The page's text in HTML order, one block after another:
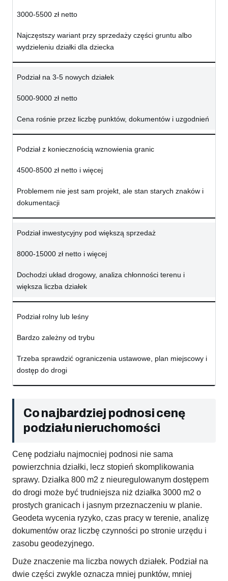
3000-5500 zł netto
Najczęstszy wariant przy sprzedaży części gruntu albo
wydzieleniu działki dla dziecka
Podział na 3-5 nowych działek
5000-9000 zł netto
Cena rośnie przez liczbę punktów, dokumentów i uzgodnień
Podział z koniecznością wznowienia granic
4500-8500 zł netto i więcej
Problemem nie jest sam projekt, ale stan starych znaków i
dokumentacji
Podział inwestycyjny pod większą sprzedaż
8000-15000 zł netto i więcej
Dochodzi układ drogowy, analiza chłonności terenu i
większa liczba działek
Podział rolny lub leśny
Bardzo zależny od trybu
Trzeba sprawdzić ograniczenia ustawowe, plan miejscowy i
dostęp do drogi
Co najbardziej podnosi cenę
podziału nieruchomości
Cenę podziału najmocniej podnosi nie sama
powierzchnia działki, lecz stopień skomplikowania
sprawy. Działka 800 m2 z nieuregulowanym dostępem
do drogi może być trudniejsza niż działka 3000 m2 o
prostych granicach i jasnym przeznaczeniu w planie.
Geodeta wycenia ryzyko, czas pracy w terenie, analizę
dokumentów oraz liczbę czynności po stronie urzędu i
zasobu geodezyjnego.
Duże znaczenie ma liczba nowych działek. Podział na
dwie części zwykle oznacza mniej punktów, mniej